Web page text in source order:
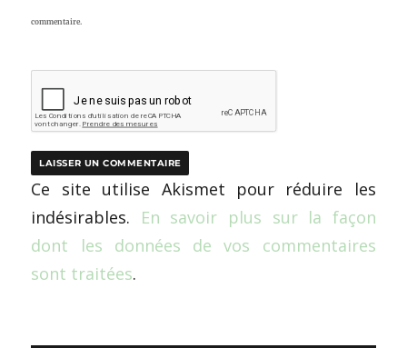
commentaire.
Ce site utilise Akismet pour réduire les
indésirables. En savoir plus sur la façon
dont les données de vos commentaires
sont traitées.